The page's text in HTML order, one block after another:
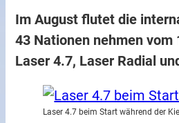
Im August flutet die
43 Nationen nehmen
Laser 4.7, Laser Radial
Laser 4.7 beim Start während der